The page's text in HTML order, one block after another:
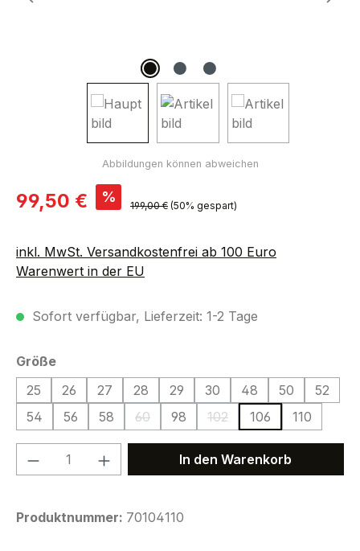
Verkaufspreis:
99,50 € % Regulärer Preis:
199,00 € (50% gespart)
inkl. MwSt. Versandkostenfrei ab 100 Euro
Warenwert in der EU
Sofort verfügbar, Lieferzeit: 1-2 Tage
Größeauswählen
25
26 27 28 29 30 48 50
52
54
56 58 60
(Diese Option ist zurzeit nicht verfügbar.)
98 102
(Diese Option ist zurzeit
106 110
Produkt Anzahl: Gib denIn den Warenkorb
Produktnummer: 70104110